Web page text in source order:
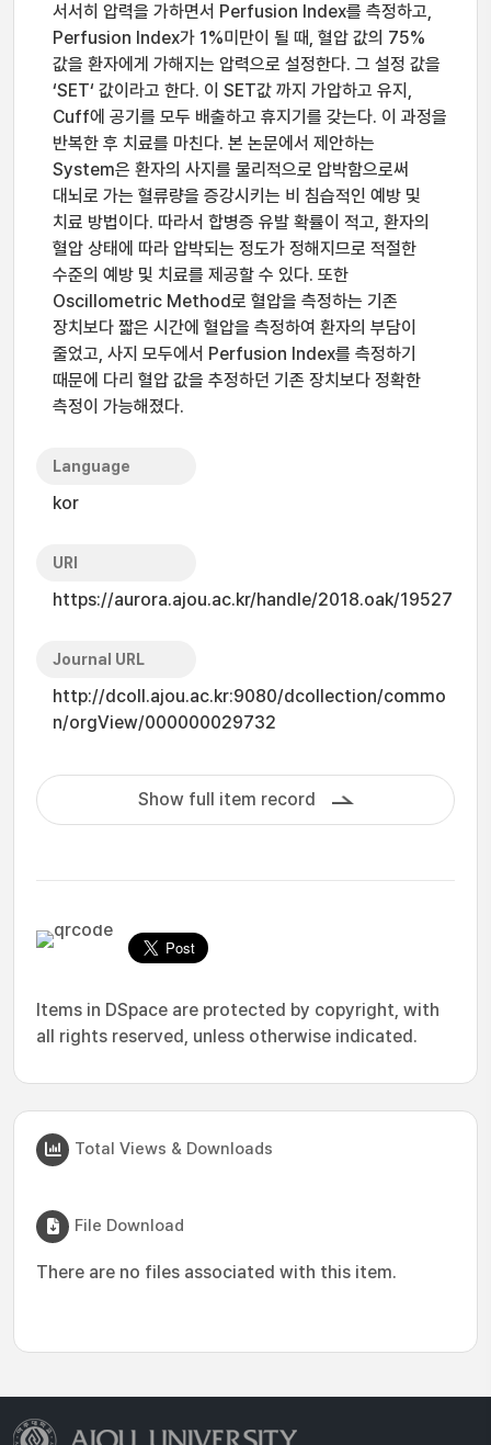
서서히 압력을 가하면서 Perfusion Index를 측정하고,
Perfusion Index가 1%미만이 될 때, 혈압 값의 75%
값을 환자에게 가해지는 압력으로 설정한다. 그 설정 값을
‘SET‘ 값이라고 한다. 이 SET값 까지 가압하고 유지,
Cuff에 공기를 모두 배출하고 휴지기를 갖는다. 이 과정을
반복한 후 치료를 마친다. 본 논문에서 제안하는
System은 환자의 사지를 물리적으로 압박함으로써
대뇌로 가는 혈류량을 증강시키는 비 침습적인 예방 및
치료 방법이다. 따라서 합병증 유발 확률이 적고, 환자의
혈압 상태에 따라 압박되는 정도가 정해지므로 적절한
수준의 예방 및 치료를 제공할 수 있다. 또한
Oscillometric Method로 혈압을 측정하는 기존
장치보다 짧은 시간에 혈압을 측정하여 환자의 부담이
줄었고, 사지 모두에서 Perfusion Index를 측정하기
때문에 다리 혈압 값을 추정하던 기존 장치보다 정확한
측정이 가능해졌다.
Language
kor
URI
https://aurora.ajou.ac.kr/handle/2018.oak/19527
Journal URL
http://dcoll.ajou.ac.kr:9080/dcollection/commo
n/orgView/000000029732
Show full item record
Items in DSpace are protected by copyright, with
all rights reserved, unless otherwise indicated.
Total Views & Downloads
File Download
There are no files associated with this item.